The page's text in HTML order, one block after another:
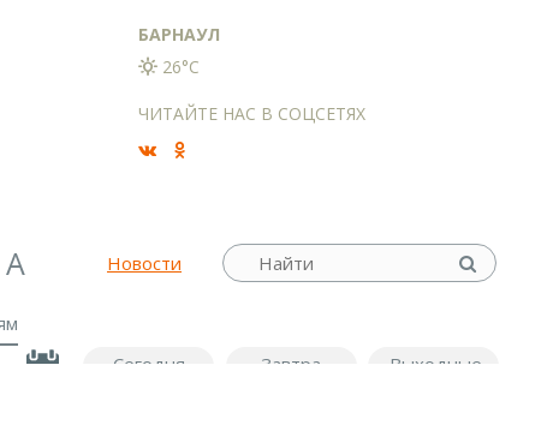
БАРНАУЛ
26°C
ЧИТАЙТЕ НАС В СОЦСЕТЯХ
Новости
Сегодня
Завтра Выходные